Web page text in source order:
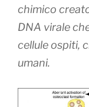
chimico
DNA virale
cellule ospiti,
umani.